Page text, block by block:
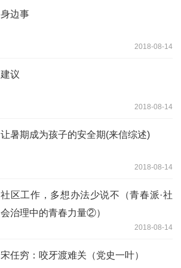
身边事
2018-08-14
建议
2018-08-14
让暑期成为孩子的安全期(来信综述)
2018-08-14
社区工作，多想办法少说不（青春派·社
会治理中的青春力量②）
2018-08-14
宋任穷：咬牙渡难关（党史一叶）